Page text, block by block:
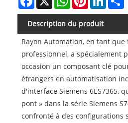
Description du produit
Rayon Automation, en tant
professionnel, a spécialement
occasion un composant clé
étrangers en automatisation
d'interface Siemens 6ES7365,
pont » dans la série Siemens
confronté à des configurations